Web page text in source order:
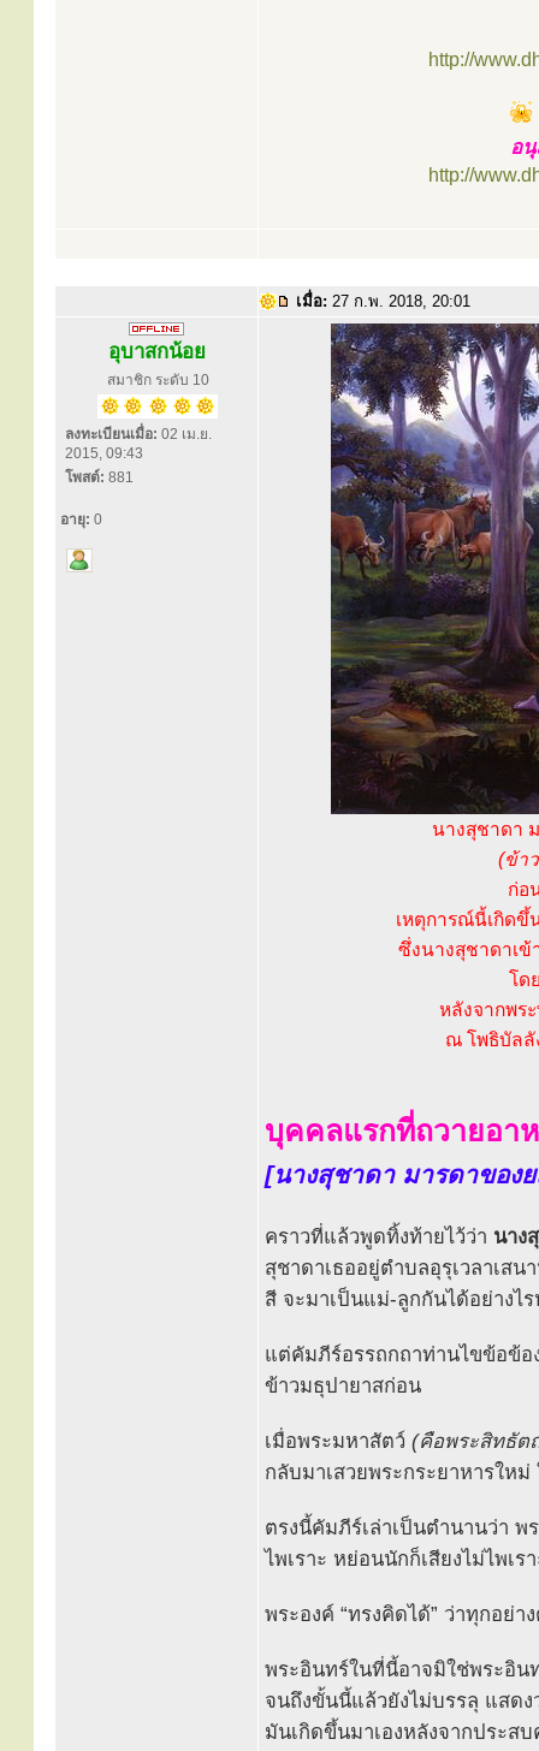
http://
อ
http://
เมื่อ: 27 ก.พ. 2018, 20:01
อุบาสกน้อย
สมาชิก ระดับ 10
ลงทะเบียนเมื่อ: 02 เม.ย.
2015, 09:43
โพสต์: 881
อายุ: 0
นางสุชาดา
(ข้า
ก่อ
เหตุการณ์นี้เกิดขึ้
ซึ่งนางสุชาดาเข้
โด
หลังจากพร
ณ โพธิบัลลั
บุคคลแรกที่ถวายอา
[นางสุชาดา มารดาของ
คราวที่แล้วพูดทิ้งท้ายไว้ว่า นาง
สุชาดาเธออยู่ตำบลอุรุเวลาเส
สี จะมาเป็นแม่-ลูกกันได้อย่างไ
แต่คัมภีร์อรรถกถาท่านไขข้อข้อ
ข้าวมธุปายาสก่อน
เมื่อพระมหาสัตว์ (คือพระสิทธัต
กลับมาเสวยพระกระยาหารให
ตรงนี้คัมภีร์เล่าเป็นตำนานว่า
ไพเราะ หย่อนนักก็เสียงไม่ไพเร
พระองค์ “ทรงคิดได้” ว่าทุกอย่า
พระอินทร์ในที่นี้อาจมิใช่พระอิน
จนถึงขั้นนี้แล้วยังไม่บรรลุ แสด
มันเกิดขึ้นมาเองหลังจากประส